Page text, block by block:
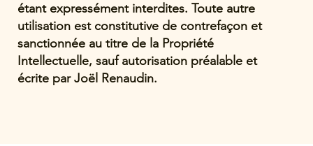
étant expressément interdites. Toute autre
utilisation est constitutive de contrefaçon et
sanctionnée au titre de la Propriété
Intellectuelle, sauf autorisation préalable et
écrite par Joël Renaudin.